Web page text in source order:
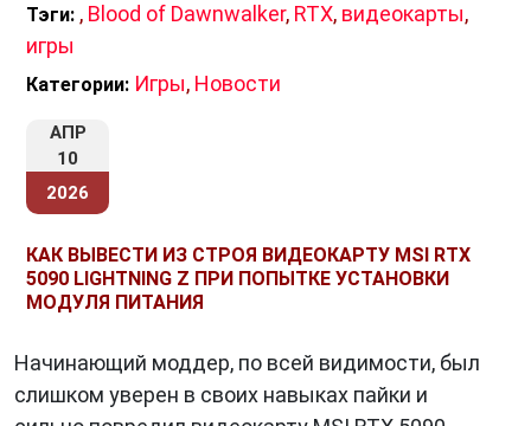
Тэги: , Blood of Dawnwalker, RTX, видеокарты,
игры
Категории: Игры, Новости
АПР
10
2026
КАК ВЫВЕСТИ ИЗ СТРОЯ ВИДЕОКАРТУ MSI RTX
5090 LIGHTNING Z ПРИ ПОПЫТКЕ УСТАНОВКИ
МОДУЛЯ ПИТАНИЯ
Начинающий моддер, по всей видимости, был
слишком уверен в своих навыках пайки и